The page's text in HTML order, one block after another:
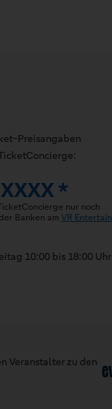
Preisangaben
*
nur noch
Banken am VR Entertain
10:00 bis 18:00 Uhr
Veranstalter zu den